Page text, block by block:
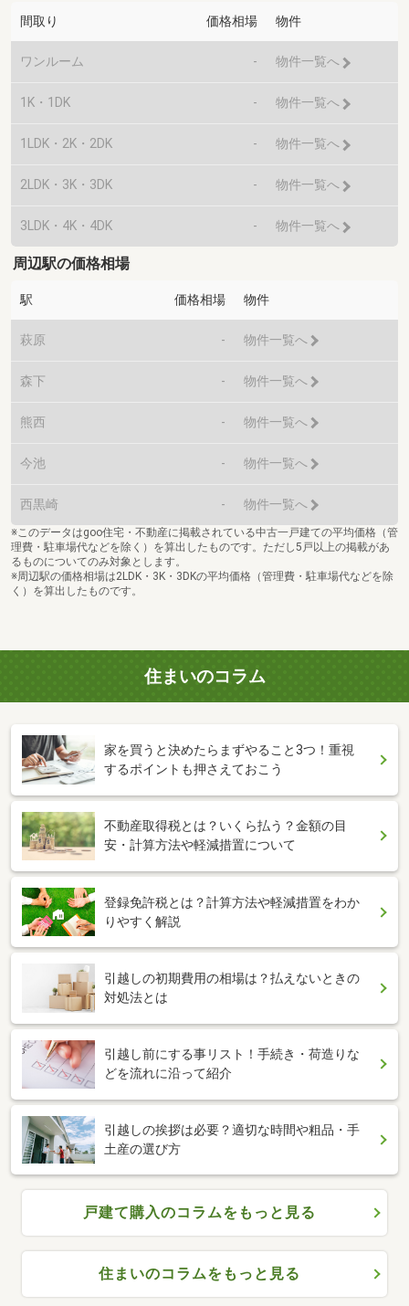
間取り 価格相場 物件
ワンルーム - 物件一覧へ
1K・1DK - 物件一覧へ
1LDK・2K・2DK - 物件一覧へ
2LDK・3K・3DK - 物件一覧へ
3LDK・4K・4DK - 物件一覧へ
周辺駅の価格相場
駅 価格相場 物件
萩原 - 物件一覧へ
森下 - 物件一覧へ
熊西 - 物件一覧へ
今池 - 物件一覧へ
西黒崎 - 物件一覧へ
※このデータはgoo住宅・不動産に掲載されている中古一戸建ての平均価格（管
理費・駐車場代などを除く）を算出したものです。ただし5戸以上の掲載があ
るものについてのみ対象とします。
※周辺駅の価格相場は2LDK・3K・3DKの平均価格（管理費・駐車場代などを除
く）を算出したものです。
住まいのコラム
家を買うと決めたらまずやること3つ！重視
するポイントも押さえておこう
不動産取得税とは？いくら払う？金額の目
安・計算方法や軽減措置について
登録免許税とは？計算方法や軽減措置をわか
りやすく解説
引越しの初期費用の相場は？払えないときの
対処法とは
引越し前にする事リスト！手続き・荷造りな
どを流れに沿って紹介
引越しの挨拶は必要？適切な時間や粗品・手
土産の選び方
戸建て購入のコラムをもっと見る
住まいのコラムをもっと見る